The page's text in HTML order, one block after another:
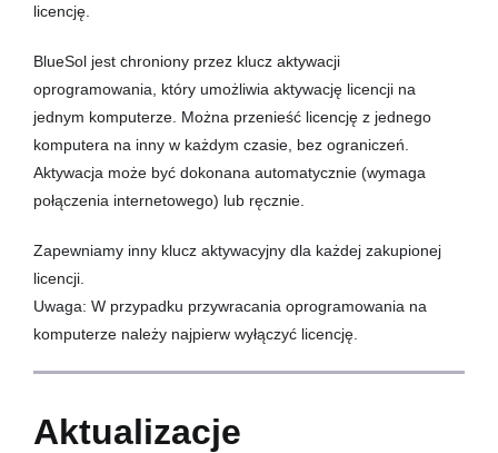
licencję.
BlueSol jest chroniony przez klucz aktywacji
oprogramowania, który umożliwia aktywację licencji na
jednym komputerze. Można przenieść licencję z jednego
komputera na inny w każdym czasie, bez ograniczeń.
Aktywacja może być dokonana automatycznie (wymaga
połączenia internetowego) lub ręcznie.
Zapewniamy inny klucz aktywacyjny dla każdej zakupionej
licencji.
Uwaga: W przypadku przywracania oprogramowania na
komputerze należy najpierw wyłączyć licencję.
Aktualizacje